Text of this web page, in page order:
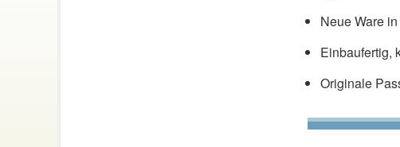
Neue Ware
Einbaufertig,
Originale